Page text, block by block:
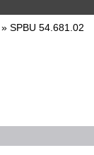
» SPBU 54.681.02